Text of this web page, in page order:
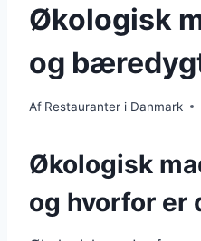
Økologisk
og
Af Restauranter i Danmark
Økologisk
og hvorfor er